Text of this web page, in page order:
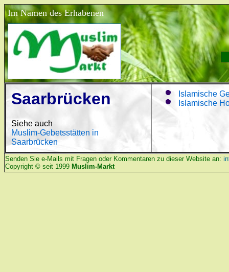
Im Namen des Erhabenen
Saarbrücken
Siehe auch
Muslim-Gebetsstätten in
Saarbrücken
Islamische
Islamische
Senden Sie e-Mails mit Fragen oder Kommentaren zu dieser Website an:
Copyright © seit 1999 Muslim-Markt